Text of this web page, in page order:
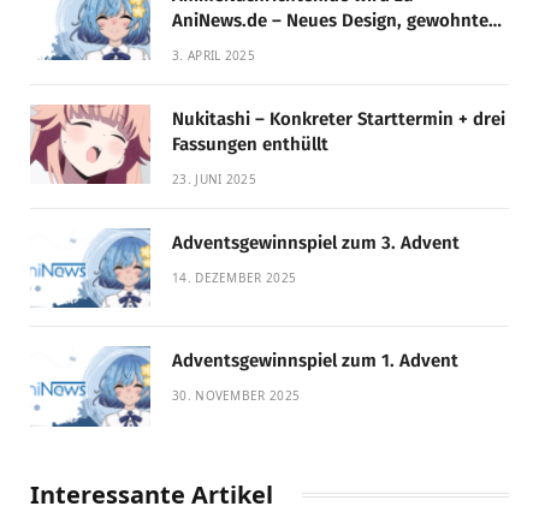
AniNews.de – Neues Design, gewohnte
3. APRIL 2025
Nukitashi – Konkreter Starttermin + drei
Fassungen enthüllt
23. JUNI 2025
Adventsgewinnspiel zum 3. Advent
14. DEZEMBER 2025
Adventsgewinnspiel zum 1. Advent
30. NOVEMBER 2025
Interessante Artikel